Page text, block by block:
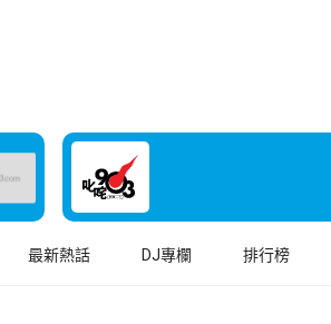
最新熱話 DJ專欄 排行榜